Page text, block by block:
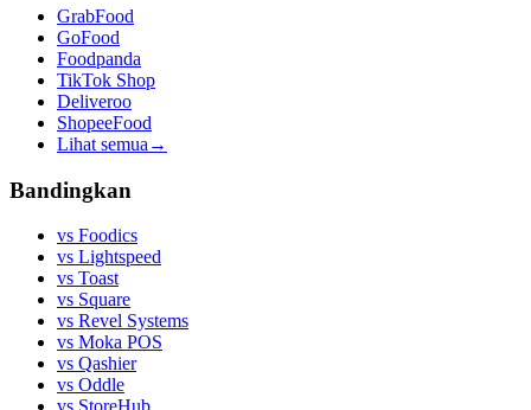
GrabFood
GoFood
Foodpanda
TikTok Shop
Deliveroo
ShopeeFood
Lihat semua →
Bandingkan
vs Foodics
vs Lightspeed
vs Toast
vs Square
vs Revel Systems
vs Moka POS
vs Qashier
vs Oddle